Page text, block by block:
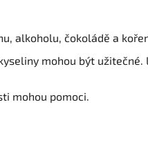
alkoholu, čokoládě a
mohou být užitečné.
mohou pomoci.